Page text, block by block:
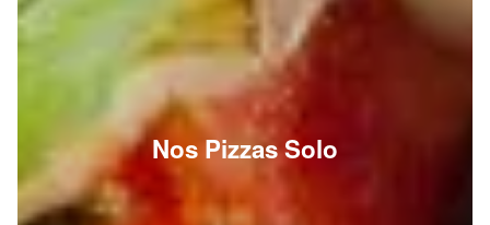
Nos Pizzas Solo